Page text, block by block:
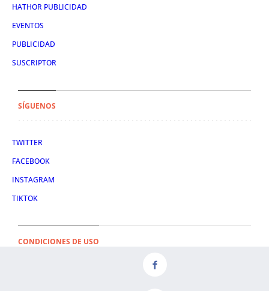
HATHOR PUBLICIDAD
EVENTOS
PUBLICIDAD
SUSCRIPTOR
SÍGUENOS
TWITTER
FACEBOOK
INSTAGRAM
TIKTOK
CONDICIONES DE USO